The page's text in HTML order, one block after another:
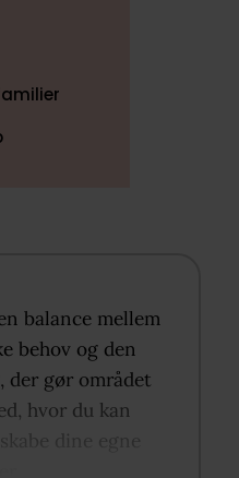
balance mellem
behov og den
der gør området
hvor du kan
dine egne